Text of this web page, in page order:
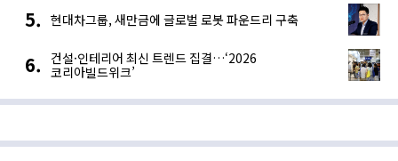
현대차그룹, 새만금에 글로벌 로봇 파운드리 구축
건설·인테리어 최신 트렌드 집결…‘2026
코리아빌드위크’